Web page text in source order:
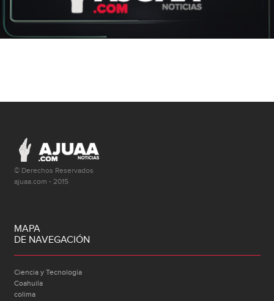
© Derechos Reservados
ajuaa.com - 2015
MAPA
DE NAVEGACIÓN
Ciencia y Tecnología
Coahuila
colima